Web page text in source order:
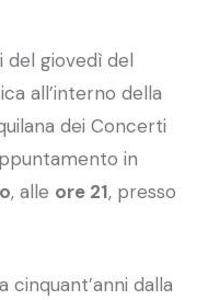
del giovedì del
all’interno della
dei Concerti
in
, alle ore 21, presso
dalla